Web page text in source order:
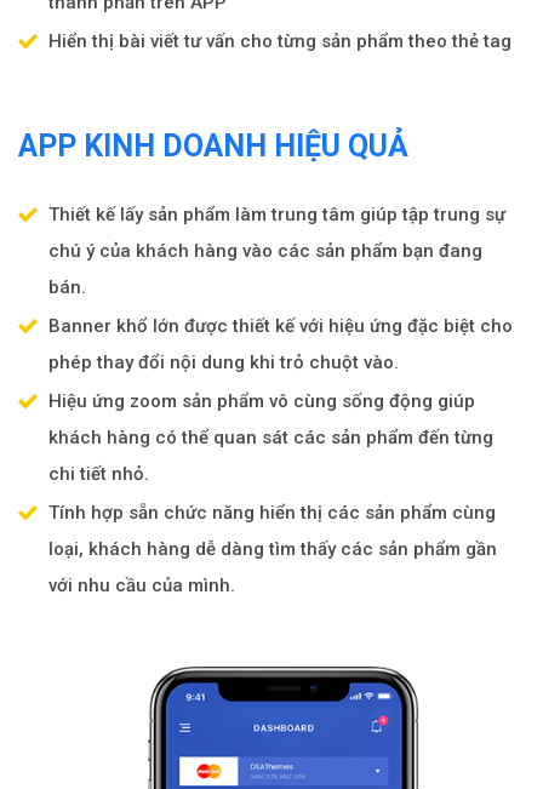
Hiển thị bài viết tư vấn cho từng sản phẩm theo thẻ tag
APP KINH DOANH HIỆU QUẢ
Thiết kế lấy sản phẩm làm trung tâm giúp tập trung sự
chú ý của khách hàng vào các sản phẩm bạn đang
bán.
Banner khổ lớn được thiết kế với hiệu ứng đặc biệt cho
phép thay đổi nội dung khi trỏ chuột vào.
Hiệu ứng zoom sản phẩm vô cùng sống động giúp
khách hàng có thể quan sát các sản phẩm đến từng
chi tiết nhỏ.
Tính hợp sẵn chức năng hiển thị các sản phẩm cùng
loại, khách hàng dễ dàng tìm thấy các sản phẩm gần
với nhu cầu của mình.